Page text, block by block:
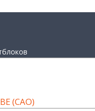
(САО)